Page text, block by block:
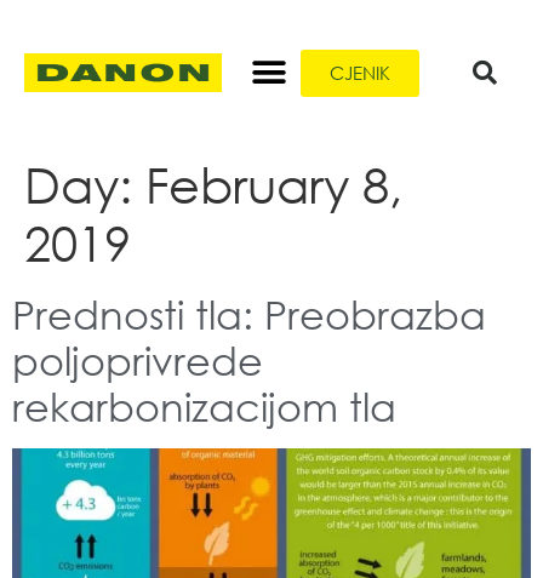
CJENIK
Day: February 8,
2019
Prednosti tla: Preobrazba
poljoprivrede
rekarbonizacijom tla